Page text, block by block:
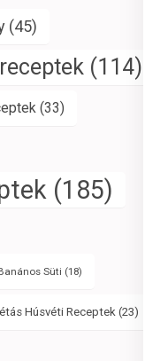
(45)
(114)
(33)
(185)
Süti (18)
Húsvéti Receptek (23)